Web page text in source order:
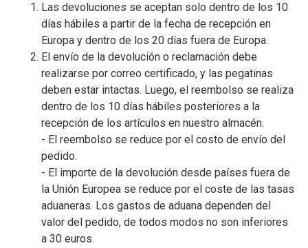
Las devoluciones se aceptan solo dentro de los 10
días hábiles a partir de la fecha de recepción en
Europa y dentro de los 20 días fuera de Europa.
El envío de la devolución o reclamación debe
realizarse por correo certificado, y las pegatinas
deben estar intactas. Luego, el reembolso se realiza
dentro de los 10 días hábiles posteriores a la
recepción de los artículos en nuestro almacén.
- El reembolso se reduce por el costo de envío del
pedido.
- El importe de la devolución desde países fuera de
la Unión Europea se reduce por el coste de las tasas
aduaneras. Los gastos de aduana dependen del
valor del pedido, de todos modos no son inferiores
a 30 euros.